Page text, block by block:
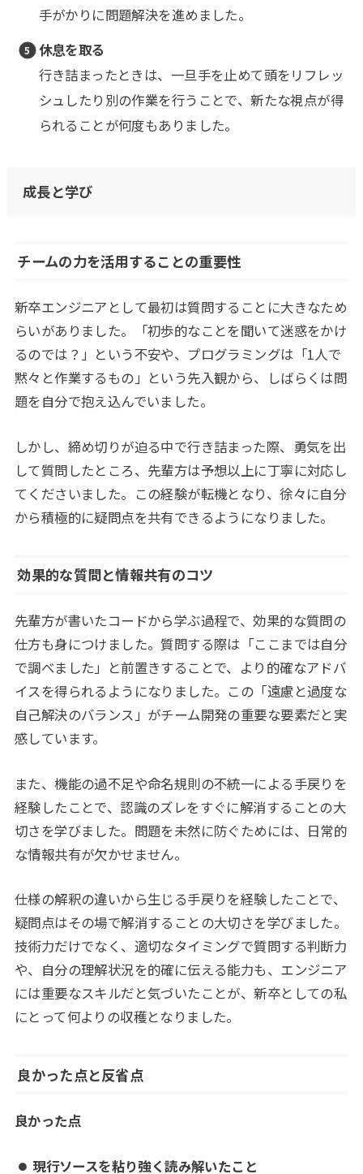
手がかりに問題解決を進めました。
休息を取る
行き詰まったときは、一旦手を止めて頭をリフレッ
シュしたり別の作業を行うことで、新たな視点が得
られることが何度もありました。
成長と学び
チームの力を活用することの重要性
新卒エンジニアとして最初は質問することに大きなため
らいがありました。「初歩的なことを聞いて迷惑をかけ
るのでは？」という不安や、プログラミングは「1人で
黙々と作業するもの」という先入観から、しばらくは問
題を自分で抱え込んでいました。
しかし、締め切りが迫る中で行き詰まった際、勇気を出
して質問したところ、先輩方は予想以上に丁寧に対応し
てくださいました。この経験が転機となり、徐々に自分
から積極的に疑問点を共有できるようになりました。
効果的な質問と情報共有のコツ
先輩方が書いたコードから学ぶ過程で、効果的な質問の
仕方も身につけました。質問する際は「ここまでは自分
で調べました」と前置きすることで、より的確なアドバ
イスを得られるようになりました。この「遠慮と過度な
自己解決のバランス」がチーム開発の重要な要素だと実
感しています。
また、機能の過不足や命名規則の不統一による手戻りを
経験したことで、認識のズレをすぐに解消することの大
切さを学びました。問題を未然に防ぐためには、日常的
な情報共有が欠かせません。
仕様の解釈の違いから生じる手戻りを経験したことで、
疑問点はその場で解消することの大切さを学びました。
技術力だけでなく、適切なタイミングで質問する判断力
や、自分の理解状況を的確に伝える能力も、エンジニア
には重要なスキルだと気づいたことが、新卒としての私
にとって何よりの収穫となりました。
良かった点と反省点
良かった点
現行ソースを粘り強く読み解いたこと